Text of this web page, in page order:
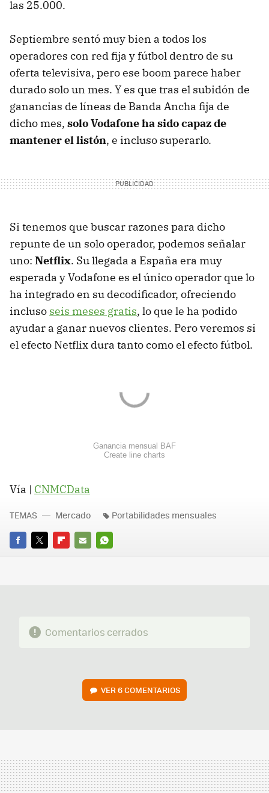
las 25.000.
Septiembre sentó muy bien a todos los
operadores con red fija y fútbol dentro de su
oferta televisiva, pero ese boom parece haber
durado solo un mes. Y es que tras el subidón de
ganancias de líneas de Banda Ancha fija de
dicho mes, solo Vodafone ha sido capaz de
mantener el listón, e incluso superarlo.
Si tenemos que buscar razones para dicho
repunte de un solo operador, podemos señalar
uno: Netflix. Su llegada a España era muy
esperada y Vodafone es el único operador que lo
ha integrado en su decodificador, ofreciendo
incluso seis meses gratis, lo que le ha podido
ayudar a ganar nuevos clientes. Pero veremos si
el efecto Netflix dura tanto como el efecto fútbol.
Ganancia mensual BAF
Create line charts
Vía | CNMCData
FACEBOOK
TWITTERFLIPBOARD
E-
WHATSAPP
TEMAS Mercado Portabilidades mensuales
Comentarios cerrados
VER6 COMENTARIOS